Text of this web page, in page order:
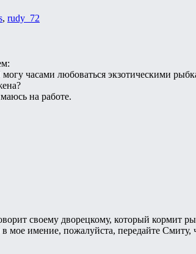
, rudy_72
часами любоваться экзотическими
на работе.
своему дворецкому, который кормит
мое имение, пожалуйста, передайте Смиту,